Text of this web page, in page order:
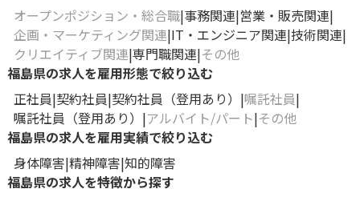
オープンポジション・総合職 事務関連 営業・販売関連
企画・マーケティング関連 IT・エンジニア関連 技術関連
クリエイティブ関連 専門職関連 その他
福島県の求人を雇用形態で絞り込む
正社員 契約社員 契約社員（登用あり）
嘱託社員
嘱託社員（登用あり）
アルバイト/パート その他
福島県の求人を雇用実績で絞り込む
身体障害 精神障害 知的障害
福島県の求人を特徴から探す